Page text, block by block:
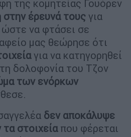
της κομητείας Γουόρεν
στην έρευνά τους για
να φτάσει σε
μας θεώρησε ότι
για να κατηγορηθεί
δολοφονία του Τζον
των ενόρκων
δεν αποκάλυψε
στοιχείαπου φέρεται